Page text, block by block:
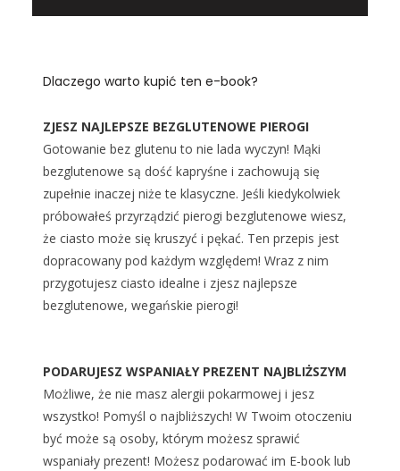
video
Dlaczego warto kupić ten e-book?
ZJESZ NAJLEPSZE BEZGLUTENOWE PIEROGI
Gotowanie bez glutenu to nie lada wyczyn! Mąki
bezglutenowe są dość kapryśne i zachowują się
zupełnie inaczej niże te klasyczne. Jeśli kiedykolwiek
próbowałeś przyrządzić pierogi bezglutenowe wiesz,
że ciasto może się kruszyć i pękać. Ten przepis jest
dopracowany pod każdym względem! Wraz z nim
przygotujesz ciasto idealne i zjesz najlepsze
bezglutenowe, wegańskie pierogi!
PODARUJESZ WSPANIAŁY PREZENT NAJBLIŻSZYM
Możliwe, że nie masz alergii pokarmowej i jesz
wszystko! Pomyśl o najbliższych! W Twoim otoczeniu
być może są osoby, którym możesz sprawić
wspaniały prezent! Możesz podarować im E-book lub